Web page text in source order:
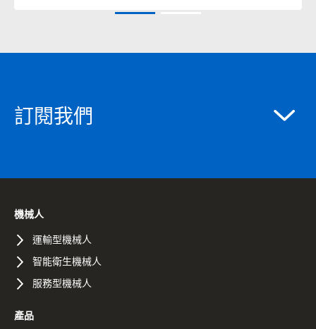
訂閱我們
機械人
運輸型機械人
智能衛生機械人
服務型機械人
產品